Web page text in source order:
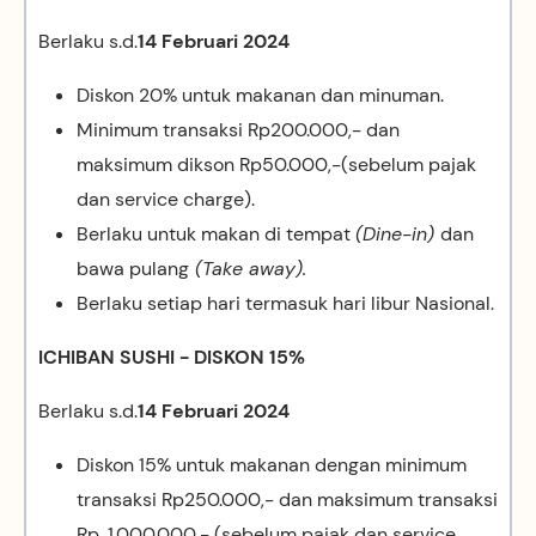
Berlaku s.d.14 Februari 2024
Diskon 20% untuk makanan dan minuman.
Minimum transaksi Rp200.000,- dan
maksimum dikson Rp50.000,-(sebelum pajak
dan service charge).
Berlaku untuk makan di tempat(Dine-in) dan
bawa pulang (Take away).
Berlaku setiap hari termasuk hari libur Nasional.
ICHIBAN SUSHI - DISKON 15%
Berlaku s.d.14 Februari 2024
Diskon 15% untuk makanan dengan minimum
transaksi Rp250.000,- dan maksimum transaksi